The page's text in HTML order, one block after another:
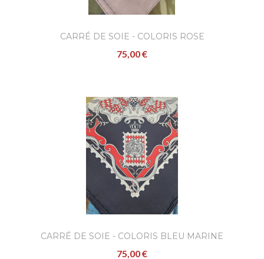
CARRÉ DE SOIE - COLORIS ROSE
75,00 €
CARRÉ DE SOIE - COLORIS BLEU MARINE
75,00 €